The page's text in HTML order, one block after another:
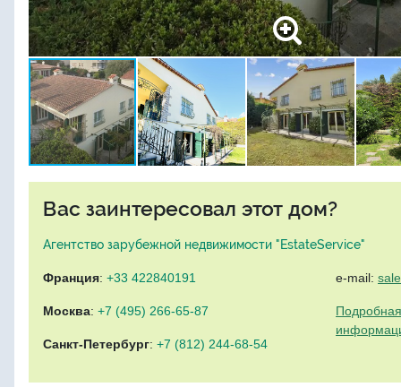
Вас заинтересовал этот дом?
Агентство зарубежной недвижимости "EstateService"
Франция: +33 422840191
Москва: +7 (495) 266-65-87
Санкт-Петербург: +7 (812) 244-68-54
e-mail: